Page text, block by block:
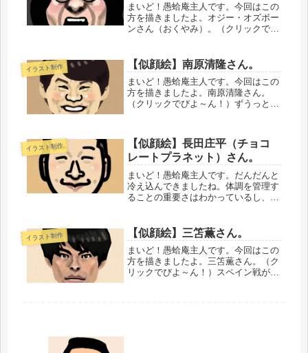
まいど！愚蛤庵主人です。今回はこの
方を描きましたよ。オジー・オズボー
ンさん（おくやみ）。（クリックでび
ちろん、日本のメタルバンドにも多大
な影響を与えています。御冥福をお祈
り...
イラスト制作 【似顔絵】南原清隆さん。
まいど！愚蛤庵主人です。今回はこの
方を描きましたよ。南原清隆さん。
（クリックでびよ～ん！）ずうっと、
ンチャン」のコントも、ずいぶん見て
ませんね。たまには見てみたいなぁと
思い...
イラスト制作
【似顔絵】長田庄平（チョコ
レートプラネット）さん。
まいど！愚蛤庵主人です。だんだんと
冷え込んできましたね。体調を管理す
ることの重要さはわかっているし、つ
す。そんなときは、休むしかないんで
すよね。無理がきくと思っていても、
無...
イラスト制作 【似顔絵】三笘薫さん。
まいど！愚蛤庵主人です。今回はこの
方を描きましたよ。三笘薫さん。（ク
リックでびよ～ん！）スペイン戦が日